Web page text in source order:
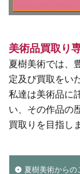
美術品買取り
夏樹美術では、
定及び買取をい
私達は美術品に
い、その作品の
買取りを目指し
夏樹美術からの